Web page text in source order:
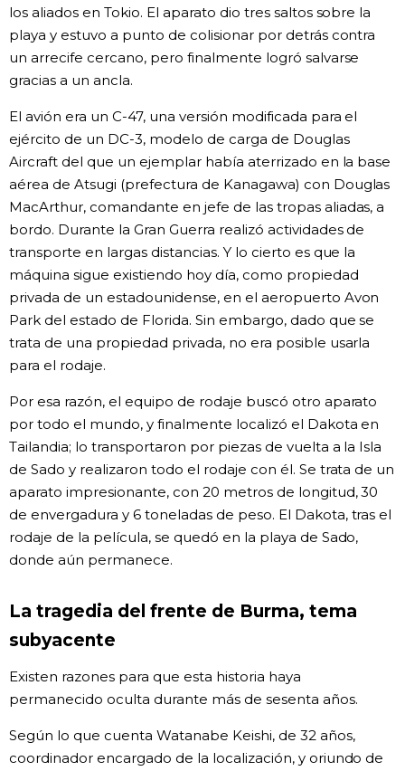
los aliados en Tokio. El aparato dio tres saltos sobre la
playa y estuvo a punto de colisionar por detrás contra
un arrecife cercano, pero finalmente logró salvarse
gracias a un ancla.
El avión era un C-47, una versión modificada para el
ejército de un DC-3, modelo de carga de Douglas
Aircraft del que un ejemplar había aterrizado en la base
aérea de Atsugi (prefectura de Kanagawa) con Douglas
MacArthur, comandante en jefe de las tropas aliadas, a
bordo. Durante la Gran Guerra realizó actividades de
transporte en largas distancias. Y lo cierto es que la
máquina sigue existiendo hoy día, como propiedad
privada de un estadounidense, en el aeropuerto Avon
Park del estado de Florida. Sin embargo, dado que se
trata de una propiedad privada, no era posible usarla
para el rodaje.
Por esa razón, el equipo de rodaje buscó otro aparato
por todo el mundo, y finalmente localizó el Dakota en
Tailandia; lo transportaron por piezas de vuelta a la Isla
de Sado y realizaron todo el rodaje con él. Se trata de un
aparato impresionante, con 20 metros de longitud, 30
de envergadura y 6 toneladas de peso. El Dakota, tras el
rodaje de la película, se quedó en la playa de Sado,
donde aún permanece.
La tragedia del frente de Burma, tema
subyacente
Existen razones para que esta historia haya
permanecido oculta durante más de sesenta años.
Según lo que cuenta Watanabe Keishi, de 32 años,
coordinador encargado de la localización, y oriundo de